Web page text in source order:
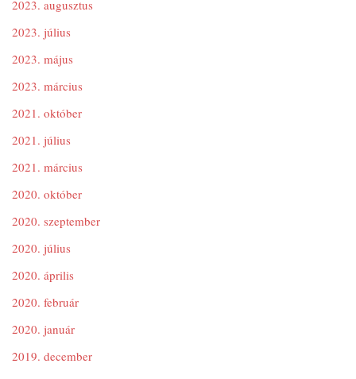
2023. augusztus
2023. július
2023. május
2023. március
2021. október
2021. július
2021. március
2020. október
2020. szeptember
2020. július
2020. április
2020. február
2020. január
2019. december